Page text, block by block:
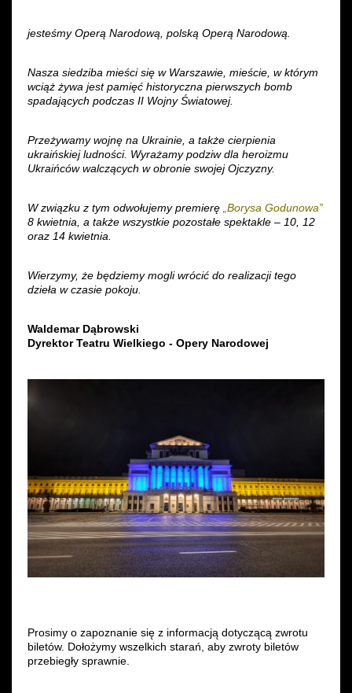
Fundusze unijne
jesteśmy Operą Narodową, polską Operą Narodową.
Nasza siedziba mieści się w Warszawie, mieście, w którym
wciąż żywa jest pamięć historyczna pierwszych bomb
spadających podczas II Wojny Światowej.
Przeżywamy wojnę na Ukrainie, a także cierpienia
ukraińskiej ludności. Wyrażamy podziw dla heroizmu
Ukraińców walczących w obronie swojej Ojczyzny.
W związku z tym odwołujemy premierę „Borysa Godunowa”
8 kwietnia, a także wszystkie pozostałe spektakle – 10, 12
oraz 14 kwietnia.
Wierzymy, że będziemy mogli wrócić do realizacji tego
dzieła w czasie pokoju.
Waldemar Dąbrowski
Dyrektor Teatru Wielkiego - Opery Narodowej
Prosimy o zapoznanie się z informacją dotyczącą zwrotu
biletów. Dołożymy wszelkich starań, aby zwroty biletów
przebiegły sprawnie.